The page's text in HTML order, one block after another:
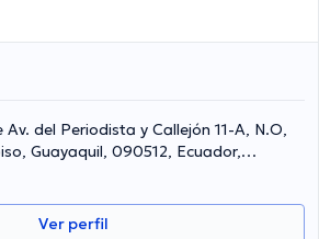
del Periodista y Callejón 11-A, N.O,
Guayaquil, 090512, Ecuador,
Ver perfil